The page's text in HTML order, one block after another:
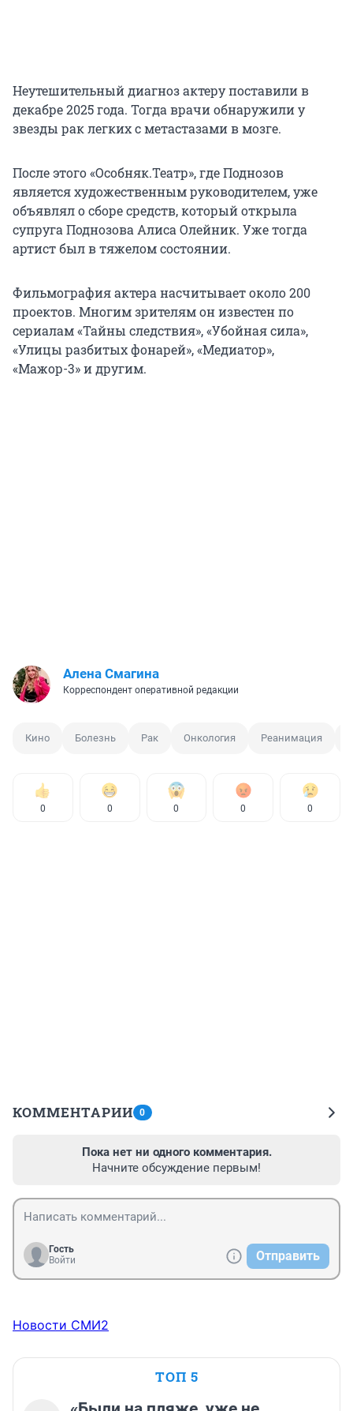
Неутешительный диагноз актеру поставили в
декабре 2025 года. Тогда врачи обнаружили у
звезды рак легких с метастазами в мозге.
После этого «Особняк.Театр», где Поднозов
является художественным руководителем, уже
объявлял о сборе средств, который открыла
супруга Поднозова Алиса Олейник. Уже тогда
артист был в тяжелом состоянии.
Фильмография актера насчитывает около 200
проектов. Многим зрителям он известен по
сериалам «Тайны следствия», «Убойная сила»,
«Улицы разбитых фонарей», «Медиатор»,
«Мажор-3» и другим.
Алена Смагина
Корреспондент оперативной редакции
Кино Болезнь Рак Онкология Реанимация
0 0 0 0 0
КОММЕНТАРИИ 0
Пока нет ни одного комментария.
Начните обсуждение первым!
Гость
Войти
Отправить
Новости СМИ2
ТОП 5